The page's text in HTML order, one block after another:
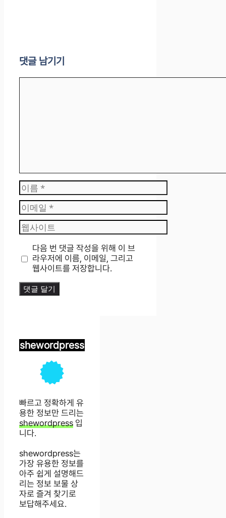
댓글 남기기
이
름
이
메
일
웹
사
트
다음 번 댓글 작성을 위해 이 브
라우저에 이름, 이메일, 그리고
웹사이트를 저장합니다.
shewordpress
빠르고 정확하게 유
용한 정보만 드리는
shewordpress 입
니다.
shewordpress는
가장 유용한 정보를
아주 쉽게 설명해드
리는 정보 보물 상
자로 즐겨 찾기로
보답해주세요.